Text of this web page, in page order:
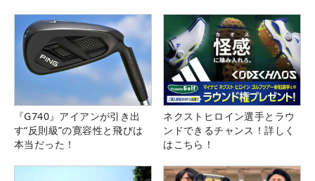
『G740』アイアンが引き出
す“反則級”の寛容性と飛びは
本当だった！
ネクストヒロイン選手とラウ
ンドできるチャンス！詳しく
はこちら！